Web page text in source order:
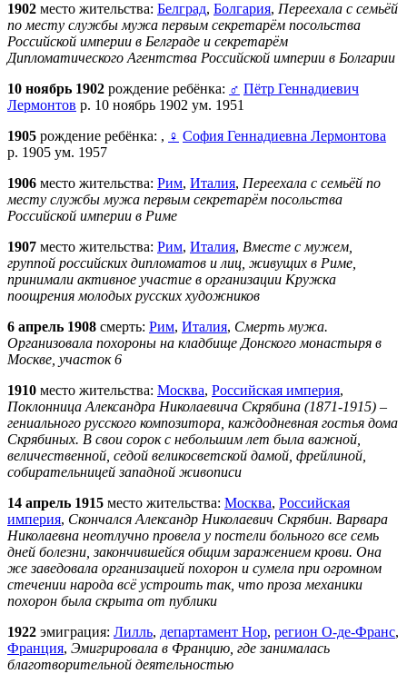
1902 место жительства: Белград, Болгария, Переехала с семьёй
по месту службы мужа первым секретарём посольства
Российской империи в Белграде и секретарём
Дипломатического Агентства Российской империи в Болгарии
10 ноябрь 1902 рождение ребёнка: ♂ Пётр Геннадиевич
Лермонтов р. 10 ноябрь 1902 ум. 1951
1905 рождение ребёнка: , ♀ София Геннадиевна Лермонтова
р. 1905 ум. 1957
1906 место жительства: Рим, Италия, Переехала с семьёй по
месту службы мужа первым секретарём посольства
Российской империи в Риме
1907 место жительства: Рим, Италия, Вместе с мужем,
группой российских дипломатов и лиц, живущих в Риме,
принимали активное участие в организации Кружка
поощрения молодых русских художников
6 апрель 1908 смерть: Рим, Италия, Смерть мужа.
Организовала похороны на кладбище Донского монастыря в
Москве, участок 6
1910 место жительства: Москва, Российская империя,
Поклонница Александра Николаевича Скрябина (1871-1915) –
гениального русского композитора, каждодневная гостья дома
Скрябиных. В свои сорок с небольшим лет была важной,
величественной, седой великосветской дамой, фрейлиной,
собирательницей западной живописи
14 апрель 1915 место жительства: Москва, Российская
империя, Скончался Александр Николаевич Скрябин. Варвара
Николаевна неотлучно провела у постели больного все семь
дней болезни, закончившейся общим заражением крови. Она
же заведовала организацией похорон и сумела при огромном
стечении народа всё устроить так, что проза механики
похорон была скрыта от публики
1922 эмиграция: Лилль, департамент Нор, регион О-де-Франс,
Франция, Эмигрировала в Францию, где занималась
благотворительной деятельностью